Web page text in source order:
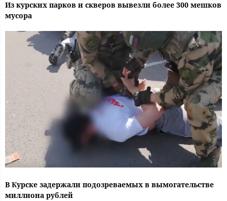
Из курских парков и скверов вывезли более 300 мешков
мусора
В Курске задержали подозреваемых в вымогательстве
миллиона рублей